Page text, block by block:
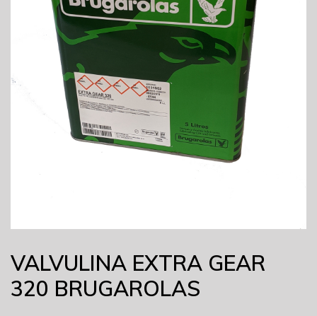
VALVULINA EXTRA GEAR
320 BRUGAROLAS